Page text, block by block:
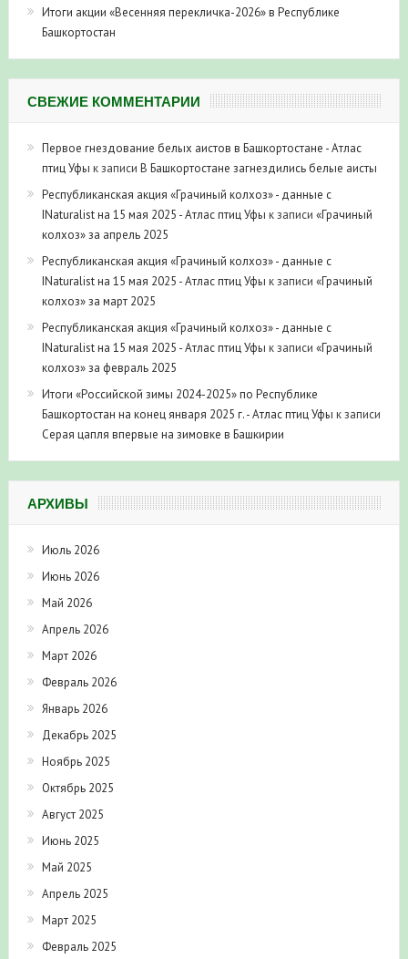
Итоги акции «Весенняя перекличка-2026» в Республике
Башкортостан
СВЕЖИЕ КОММЕНТАРИИ
Первое гнездование белых аистов в Башкортостане - Атлас
птиц Уфы к записи В Башкортостане загнездились белые аисты
Республиканская акция «Грачиный колхоз» - данные с
INaturalist на 15 мая 2025 - Атлас птиц Уфы к записи «Грачиный
колхоз» за апрель 2025
Республиканская акция «Грачиный колхоз» - данные с
INaturalist на 15 мая 2025 - Атлас птиц Уфы к записи «Грачиный
колхоз» за март 2025
Республиканская акция «Грачиный колхоз» - данные с
INaturalist на 15 мая 2025 - Атлас птиц Уфы к записи «Грачиный
колхоз» за февраль 2025
Итоги «Российской зимы 2024-2025» по Республике
Башкортостан на конец января 2025 г. - Атлас птиц Уфы к записи
Серая цапля впервые на зимовке в Башкирии
АРХИВЫ
Июль 2026
Июнь 2026
Май 2026
Апрель 2026
Март 2026
Февраль 2026
Январь 2026
Декабрь 2025
Ноябрь 2025
Октябрь 2025
Август 2025
Июнь 2025
Май 2025
Апрель 2025
Март 2025
Февраль 2025